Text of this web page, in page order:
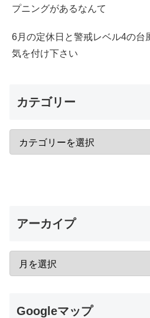
プニングがあるなんて
6月の定休日と警戒レベル4の台
気を付け下さい
カテゴリー
アーカイプ
Googleマップ